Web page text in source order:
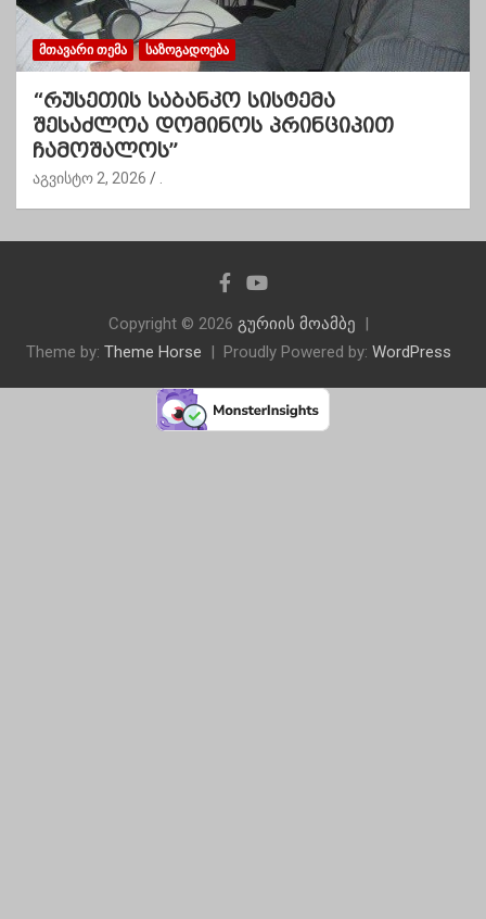
ᲛᲗᲐᲕᲐᲠᲘ ᲗᲔᲛᲐ ᲡᲐᲖᲝᲒᲐᲓᲝᲔᲑᲐ
“რუსეთის საბანკო სისტემა
შესაძლოა დომინოს პრინციპით
ჩამოშალოს”
აგვისტო 2, 2026 .
Copyright © 2026 გურიის მოამბე
Theme by: Theme Horse Proudly Powered by: WordPress